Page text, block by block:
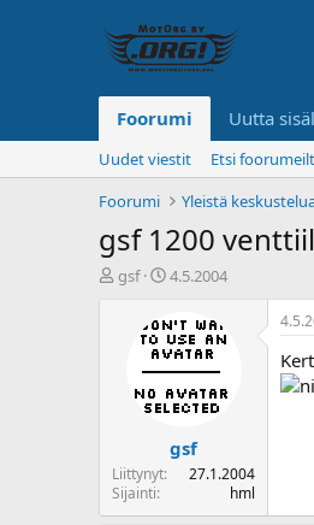
Foorumi Uutta
Uudet viestit Etsi
Foorumi
Yleistä
gsf 1200
K
u
n
a
gsf
A
o
i
t
s
ä
ä
4.5.2004
gsf
Liittynyt
27.1.2004
Sijainti
hml